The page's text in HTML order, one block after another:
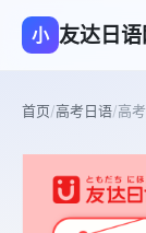
小 友达日
首页/高考日语/高